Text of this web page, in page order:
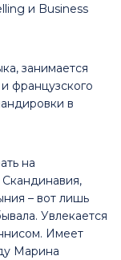
и Business
занимается
французского
в
на
Скандинавия,
– вот лишь
Увлекается
Имеет
Марина